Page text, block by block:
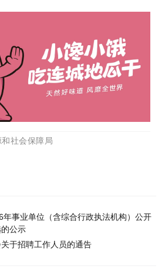
社会保障局
年事业单位（含综合行政执法机构）公开
公示
于招聘工作人员的通告